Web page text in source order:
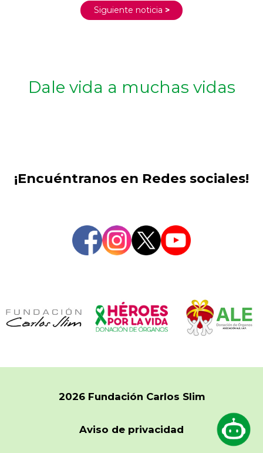
Siguiente noticia >
Dale vida a muchas vidas
¡Encuéntranos en Redes sociales!
2026 Fundación Carlos Slim
Aviso de privacidad